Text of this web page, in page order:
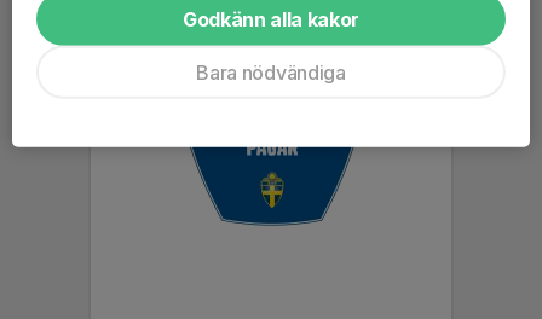
Godkänn alla kakor
Bara nödvändiga